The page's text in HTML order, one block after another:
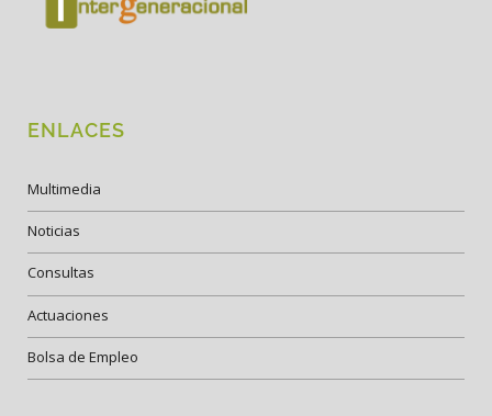
ENLACES
Multimedia
Noticias
Consultas
Actuaciones
Bolsa de Empleo